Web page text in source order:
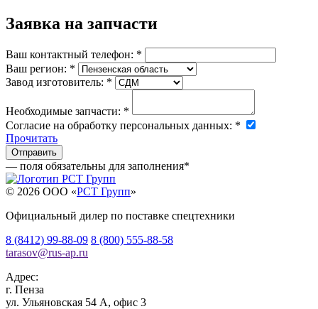
Заявка на запчасти
Ваш контактный телефон: *
Ваш регион: *
Завод изготовитель: *
Необходимые запчасти: *
Согласие на обработку персональных данных: *
Прочитать
— поля обязательны для заполнения*
© 2026 OOO «РСТ Групп»
Официальный дилер по поставке спецтехники
8 (8412) 99-88-09 8 (800) 555-88-58
tarasov@rus-ap.ru
Адрес:
г. Пенза
ул. Ульяновская 54 А, офис 3